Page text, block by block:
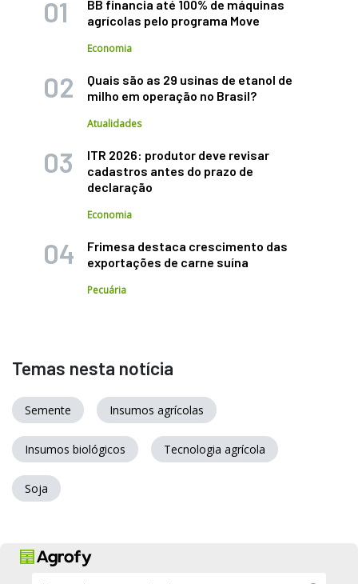
BB financia até 100% de máquinas
agrícolas pelo programa Move
Economia
Quais são as 29 usinas de etanol de
milho em operação no Brasil?
Atualidades
ITR 2026: produtor deve revisar
cadastros antes do prazo de
declaração
Economia
Frimesa destaca crescimento das
exportações de carne suína
Pecuária
Temas nesta notícia
Semente Insumos agrícolas
Insumos biológicos Tecnologia agrícola
Soja